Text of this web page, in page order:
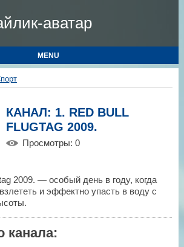
аватар
MENU
КАНАЛ: 1. RED BULL
FLUGTAG 2009.
Просмотры: 0
2009. — особый день в году, когда
и эффектно упасть в воду с
канала: